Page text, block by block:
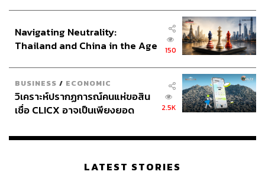
TAGS: ธุรกิจอีคอมเมิร์ซ
ช้อปปิ้ง
อีคอมเมิร์ซ
ชวพล ฟ้าอำนวยผล Lazada
Shopee
Statista
Navigating Neutrality:
Thailand and China in the Age
150
BUSINESS / ECONOMIC
วิเคราะห์ปรากฏการณ์คนแห่ขอสิน
เชื่อ CLICX อาจเป็นเพียงยอด
เรือนไทยที่ถูกซุกไว้
2.5K
LATEST STORIES